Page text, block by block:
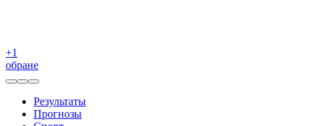
+1
обране
Результаты
Прогнозы